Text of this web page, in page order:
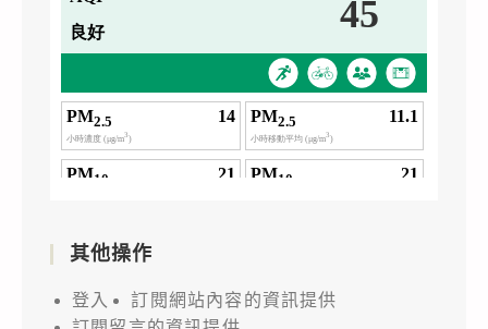
其他操作
登入
訂閱網站內容的資訊提供